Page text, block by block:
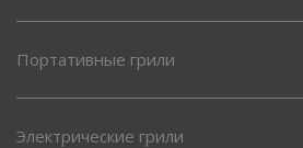
Портативные грили
Электрические грили